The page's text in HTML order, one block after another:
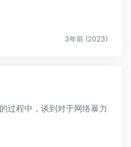
3年前 (2023)
过程中，谈到对于网络暴力